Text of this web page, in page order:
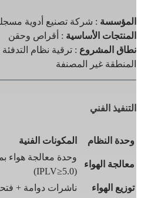
المؤسسة : شركة تصنيع أدوية
المنتجات الأساسية : أقراص وحقن
نطاق المشروع : ترقية نظام
المنطقة غير المصنفة
التنفيذ الفني
وحدة النظام المكونات الفنية
معالجة الهواء
وحدة معالجة هواء
(IPLV≥5.0)
توزيع الهواء
ناشرات دوامة +